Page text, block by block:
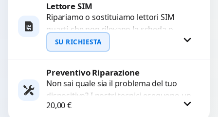
Lettore SIM
Ripariamo o sostituiamo lettori SIM
guasti che non rilevano la scheda o
interrompono il segnale. Utilizziamo
ricambi testati e garantiti...
SU RICHIESTA
Richiedi Preventivo
WhatsApp
Preventivo Riparazione
Non sai quale sia il problema del tuo
dispositivo? I nostri tecnici eseguono un
check-up completo con strumenti
20,00€